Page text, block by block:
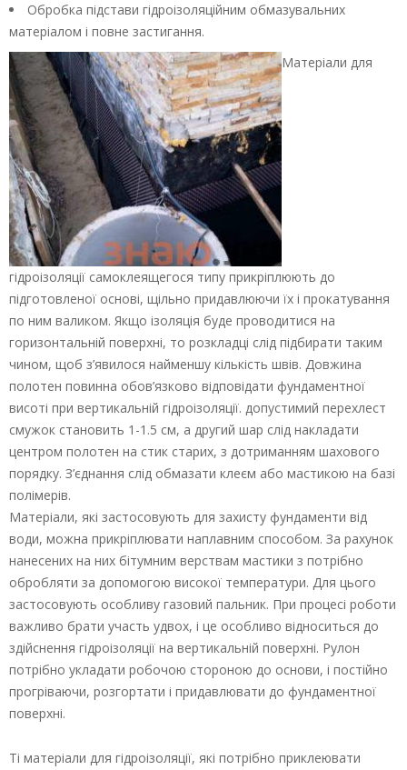
Обробка підстави гідроізоляційним обмазувальних
матеріалом і повне застигання.
Матеріали для
гідроізоляції самоклеящегося типу прикріплюють до
підготовленої основі, щільно придавлюючи їх і прокатування
по ним валиком. Якщо ізоляція буде проводитися на
горизонтальній поверхні, то розкладці слід підбирати таким
чином, щоб з’явилося найменшу кількість швів. Довжина
полотен повинна обов’язково відповідати фундаментної
висоті при вертикальній гідроізоляції. допустимий перехлест
смужок становить 1-1.5 см, а другий шар слід накладати
центром полотен на стик старих, з дотриманням шахового
порядку. З’єднання слід обмазати клеєм або мастикою на базі
полімерів.
Матеріали, які застосовують для захисту фундаменти від
води, можна прикріплювати наплавним способом. За рахунок
нанесених на них бітумним верствам мастики з потрібно
обробляти за допомогою високої температури. Для цього
застосовують особливу газовий пальник. При процесі роботи
важливо брати участь удвох, і це особливо відноситься до
здійснення гідроізоляції на вертикальній поверхні. Рулон
потрібно укладати робочою стороною до основи, і постійно
прогріваючи, розгортати і придавлювати до фундаментної
поверхні.
Ті матеріали для гідроізоляції, які потрібно приклеювати